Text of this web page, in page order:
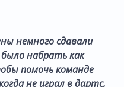
немного сдавали
набрать как
помочь команде
не играл в дартс,